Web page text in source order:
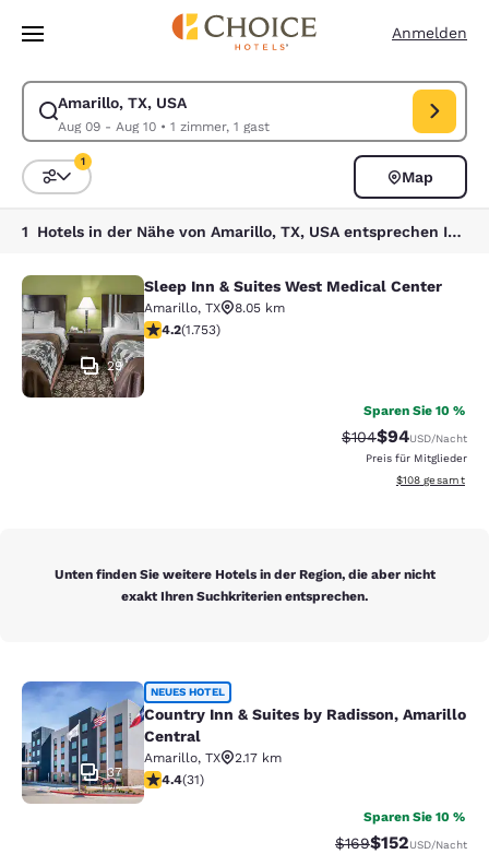
Weiter Zu Hauptinhalt
Anmelden
Amarillo, TX, USA
Aug 09 - Aug 10• 1 zimmer, 1 gast
Suche für Amarillo, TX, USA ändern. Check-in-Datum Aug 09, Check-
Sortieren und Filtern,
1
Map
1 Hotels in der Nähe von Amarillo, TX, USA entsprechen Ihren Filtern
Sleep Inn & Suites West Medical
29
Sleep Inn & Suites West Medical Center
Amarillo, TX
8.05 km
4.18-Sterne-Bewertung. Sehr gut. 1753 Bewertungen
4.2(1.753)
Sparen Sie 10 %
Durchgestrichener
$104Vergünstigter
$94USD/Nacht
Preis für Mitglieder
Geschätzte
$108 gesamt
Unten finden Sie weitere Hotels in der Region, die aber nicht
exakt Ihren Suchkriterien entsprechen.
Country Inn & Suites by Radisson,
37
NEUES HOTEL
Country Inn & Suites by Radisson, Amarillo
Central
Amarillo, TX
2.17 km
4.42-Sterne-Bewertung. Hervorragend. 31
4.4(31)
Sparen Sie 10 %
Durchgestrichener
$169Vergünstigter
$152USD/Nacht